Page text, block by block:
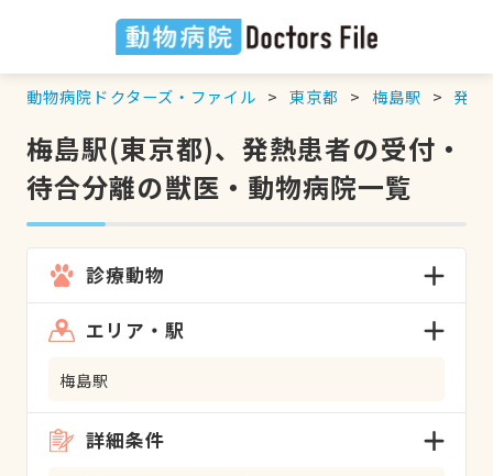
動物病院ドクターズ・ファイル 東京都 梅島駅 発熱
梅島駅(東京都)、発熱患者の受付・
待合分離の獣医・動物病院一覧
診療動物
エリア・駅
梅島駅
詳細条件